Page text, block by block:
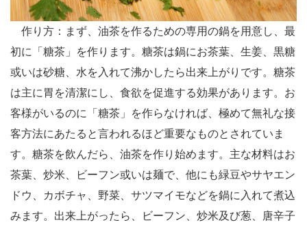
作り方：まず、油茶を作るための専用の鍋を用意し、最
初に「糖茶」を作ります。糖茶は鍋にお茶葉、生姜、黒糖
或いは砂糖、水を入れて沸かしたら出来上がりです。糖茶
は主に胃を清潔にし、食欲を促進する効果があります。お
客様がいるのに「糖茶」を作らなければ、極めて無礼な接
客方法にあたると言われるほど重要なものとされていま
す。糖茶を飲んだら、油茶を作り始めます。主な材料はお
茶葉、炒米、ビーフン或いは麺で、他にも緑豆やサヤエン
ドウ、カボチャ、野菜、サツマイモなどを鍋に入れて煮込
みます。出来上がったら、ビーフン、炒米及び葱、唐辛子